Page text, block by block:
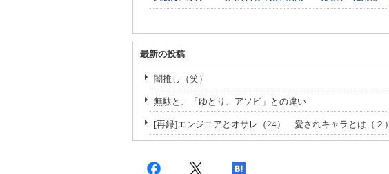
最新の投稿
闇推し（笑）
無駄と、「ゆとり、アソビ」との違い
[再録]エンジニアとオサレ（24） 愛されキャラとは（２）